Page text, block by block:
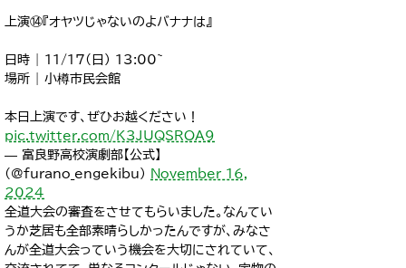
上演⑭『オヤツじゃないのよバナナは』
日時 | 11/17(日) 13:00~
場所 | 小樽市民会館
本日上演です、ぜひお越ください！
pic.twitter.com/K3JUQSROA9
— 富良野高校演劇部【公式】
(@furano_engekibu)
November 16,
2024
全道大会の審査をさせてもらいました。なんてい
うか芝居も全部素晴らしかったんですが、みなさ
んが全道大会っていう機会を大切にされていて、